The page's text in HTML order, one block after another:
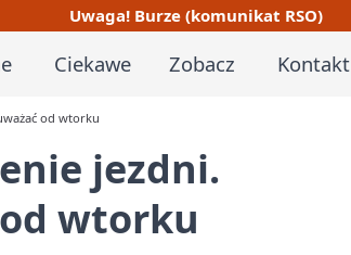
Uwaga! Burze (komunikat RSO)
Ciekawe Zobacz Kontakt
od wtorku
jezdni.
wtorku